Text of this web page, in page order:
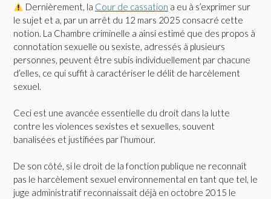
Dernièrement, la Cour de cassation a eu à s’exprimer sur
le sujet et a, par un arrêt du 12 mars 2025 consacré cette
notion. La Chambre criminelle a ainsi estimé que des propos à
connotation sexuelle ou sexiste, adressés à plusieurs
personnes, peuvent être subis individuellement par chacune
d’elles, ce qui suffit à caractériser le délit de harcèlement
sexuel.
Ceci est une avancée essentielle du droit dans la lutte
contre les violences sexistes et sexuelles, souvent
banalisées et justifiées par l’humour.
De son côté, si le droit de la fonction publique ne reconnaît
pas le harcèlement sexuel environnemental en tant que tel, le
juge administratif reconnaissait déjà en octobre 2015 le